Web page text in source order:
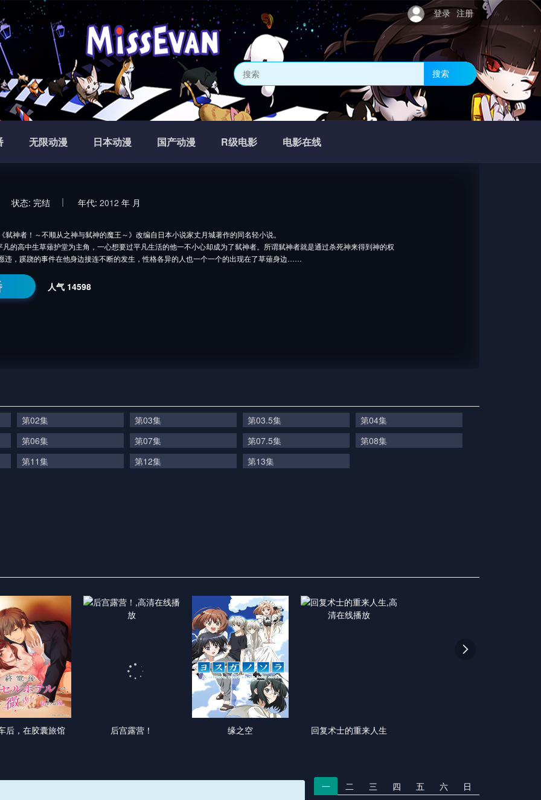
登录 注册
搜索
无限动漫 日本动漫 国产动漫 R级电影 电影在线
状态: 完结 年代: 2012 年 月
弑神者！～不顺从之神与弑神的魔王～》改编自日本小说家丈月城著作的同名轻小说。
凡的高中生草薙护堂为主角，一心想要过平凡生活的他一不小心却成为了弑神者。所谓弑神者就是通过杀死神来得到神的权
违，蹊跷的事件在他身边接连不断的发生，性格各异的人也一个一个的出现在了草薙身边……
人气 14598
第02集 第03集 第03.5集
第04集
第06集
第07集 第07.5集
第08集
第11集
第12集 第13集
后，在胶囊旅馆 后宫露营！ 缘之空 回复术士的重来人生

一 二 三 四 五 六 日